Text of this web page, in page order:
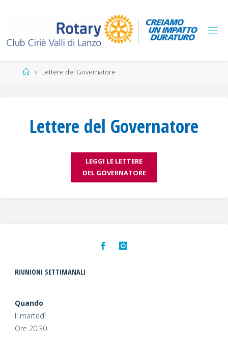
HomeLettere del Governatore
Lettere del Governatore
LEGGI LE LETTERE
DEL GOVERNATORE
RIUNIONI SETTIMANALI
Quando
Il martedì
Ore 20.30